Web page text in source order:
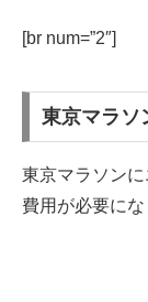
[br num=”2″]
東京マラソ
東京マラソン
費用が必要にな